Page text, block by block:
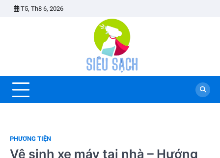
Skip
T5, Th8 6, 2026
PHƯƠNG TIỆN
Vệ sinh xe máy tại nhà – Hướng